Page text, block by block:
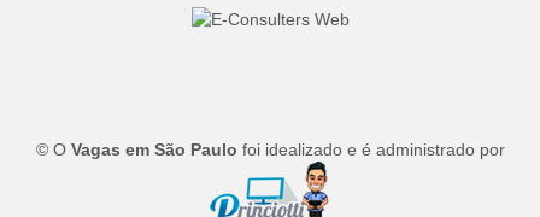
© O Vagas em São Paulo foi idealizado e é administrado por